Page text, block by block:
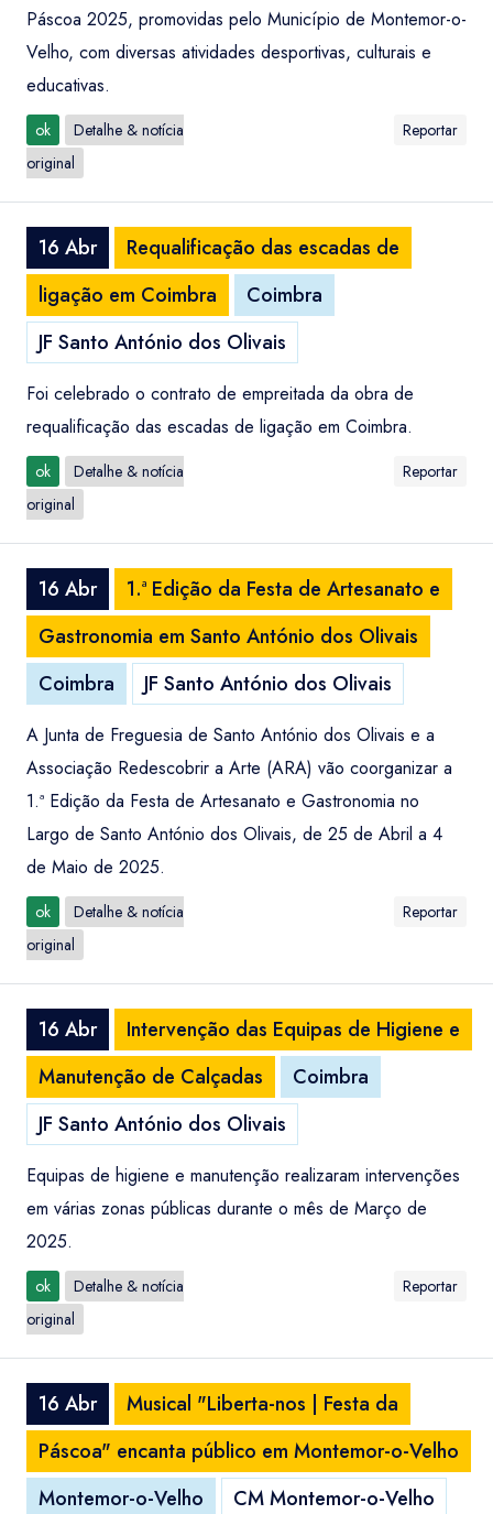
Páscoa 2025, promovidas pelo Município de Montemor-o-
Velho, com diversas atividades desportivas, culturais e
educativas.
ok
Detalhe & notícia
original
Reportar
16 Abr
Requalificação das escadas de
ligação em Coimbra
Coimbra
JF Santo António dos Olivais
Foi celebrado o contrato de empreitada da obra de
requalificação das escadas de ligação em Coimbra.
ok
Detalhe & notícia
original
Reportar
16 Abr
1.ª Edição da Festa de Artesanato e
Gastronomia em Santo António dos Olivais
Coimbra
JF Santo António dos Olivais
A Junta de Freguesia de Santo António dos Olivais e a
Associação Redescobrir a Arte (ARA) vão coorganizar a
1.ª Edição da Festa de Artesanato e Gastronomia no
Largo de Santo António dos Olivais, de 25 de Abril a 4
de Maio de 2025.
ok
Detalhe & notícia
original
Reportar
16 Abr
Intervenção das Equipas de Higiene e
Manutenção de Calçadas
Coimbra
JF Santo António dos Olivais
Equipas de higiene e manutenção realizaram intervenções
em várias zonas públicas durante o mês de Março de
2025.
ok
Detalhe & notícia
original
Reportar
16 Abr
Musical "Liberta-nos | Festa da
Páscoa" encanta público em Montemor-o-Velho
Montemor-o-Velho
CM Montemor-o-Velho